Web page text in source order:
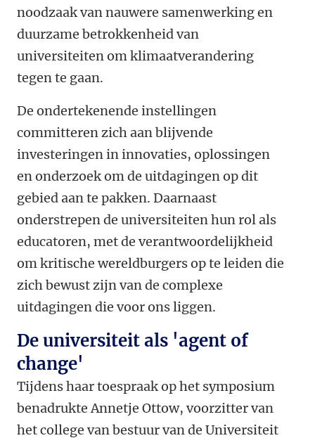
noodzaak van nauwere samenwerking en
duurzame betrokkenheid van
universiteiten om klimaatverandering
tegen te gaan.
De ondertekenende instellingen
committeren zich aan blijvende
investeringen in innovaties, oplossingen
en onderzoek om de uitdagingen op dit
gebied aan te pakken. Daarnaast
onderstrepen de universiteiten hun rol als
educatoren, met de verantwoordelijkheid
om kritische wereldburgers op te leiden die
zich bewust zijn van de complexe
uitdagingen die voor ons liggen.
De universiteit als 'agent of
change'
Tijdens haar toespraak op het symposium
benadrukte Annetje Ottow, voorzitter van
het college van bestuur van de Universiteit